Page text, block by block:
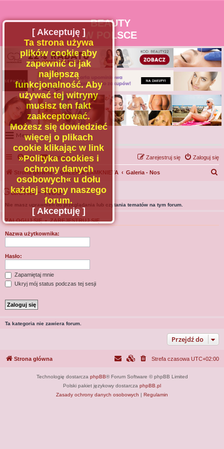
BEAUTY
W POLSCE
Menu
Portal
Facebook
Regulamin
Zapytaj administratora
Kontakt
FAQ Kontakt z nami Zaloguj się
Zarejestruj się
Strona główna GALERIA ZAMKNIETA Galeria - Nos
Galeria - Nos
Nie masz uprawnień do przeglądania lub czytania tematów na tym forum.
ZALOGUJ SIĘ•ZAREJESTRUJ SIĘ
Nazwa użytkownika:
Hasło:
Zapamiętaj mnie
Ukryj mój status podczas tej sesji
Ta kategoria nie zawiera forum.
Przejdź do
[ Akceptuję ]
Ta strona używa
plików cookie aby
zapewnić ci jak
najlepszą
funkcjonalność. Aby
używać tej witryny
musisz ten fakt
zaakceptować.
Możesz się dowiedzieć
więcej o plikach
cookie klikając w link
»Polityka cookies i
ochrony danych
osobowych« u dołu
każdej strony naszego
forum.
[ Akceptuję ]
Strona główna Strefa czasowa UTC+02:00
Technologię dostarcza phpBB® Forum Software © phpBB Limited
Polski pakiet językowy dostarcza phpBB.pl
Zasady ochrony danych osobowych | Regulamin